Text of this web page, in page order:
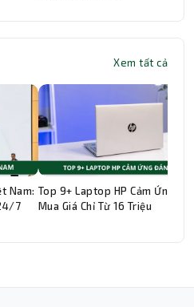
Xem tất cả
Nam:
7
Top 9+ Laptop HP Cảm Ứng
Mua Giá Chỉ Từ 16 Triệu